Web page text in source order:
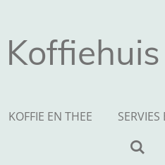
KOFFIE EN THEE SERVIES